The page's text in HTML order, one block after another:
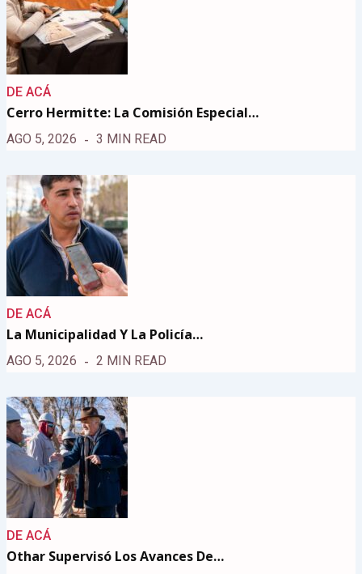
DE ACÁ
Cerro Hermitte: La Comisión Especial…
AGO 5, 2026 3 MIN READ
DE ACÁ
La Municipalidad Y La Policía…
AGO 5, 2026 2 MIN READ
DE ACÁ
Othar Supervisó Los Avances De…